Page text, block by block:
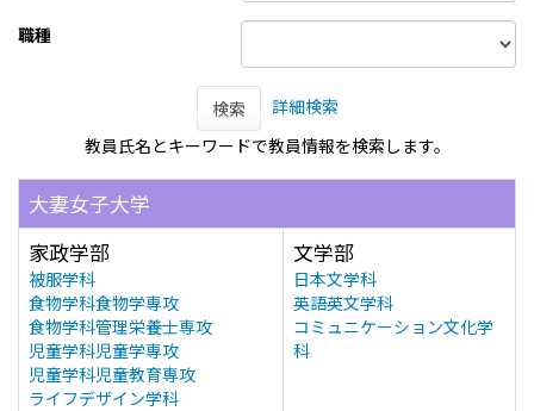
職種
検索
詳細検索
教員氏名とキーワードで教員情報を検索します。
大妻女子大学
家政学部
被服学科
食物学科食物学専攻
食物学科管理栄養士専攻
児童学科児童学専攻
児童学科児童教育専攻
ライフデザイン学科
文学部
日本文学科
英語英文学科
コミュニケーション文化学
科